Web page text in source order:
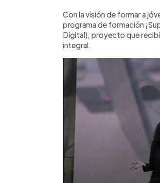
► Escuchar
Con la visión de formar a
programa de formación
Digital), proyecto que
integral.